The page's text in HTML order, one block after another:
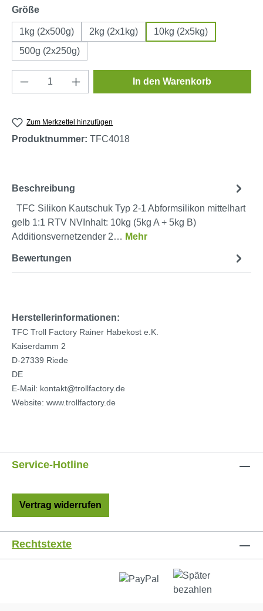
Größeauswählen
1kg (2x500g) 2kg (2x1kg)
10kg (2x5kg)
500g (2x250g)
Produkt Anzahl: Gib den gewünschten
In den Warenkorb
Zum Merkzettel hinzufügen
Produktnummer: TFC4018
Beschreibung
TFC Silikon Kautschuk Typ 2-1 Abformsilikon mittelhart
gelb 1:1 RTV NVInhalt: 10kg (5kg A + 5kg B)
Additionsvernetzender 2… Mehr
Bewertungen
Herstellerinformationen:
TFC Troll Factory Rainer Habekost e.K.
Kaiserdamm 2
D-27339 Riede
DE
E-Mail: kontakt@trollfactory.de
Website: www.trollfactory.de
Service-Hotline
Vertrag widerrufen
Rechtstexte